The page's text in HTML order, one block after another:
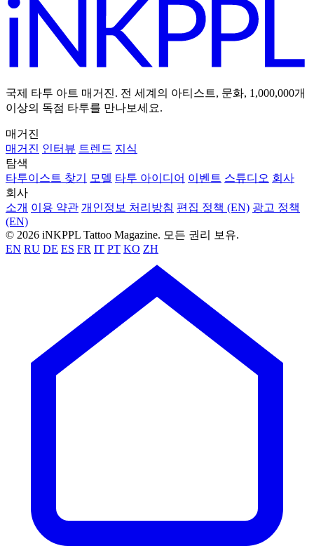
국제 타투 아트 매거진. 전 세계의 아티스트, 문화, 1,000,000개
이상의 독점 타투를 만나보세요.
매거진
매거진 인터뷰 트렌드 지식
탐색
타투이스트 찾기
모델 타투 아이디어 이벤트 스튜디오 회사
회사
소개 이용 약관 개인정보 처리방침 편집 정책 (EN) 광고 정책
(EN)
© 2026 iNKPPL Tattoo Magazine. 모든 권리 보유.
EN RU DE ES FR IT PT KO ZH